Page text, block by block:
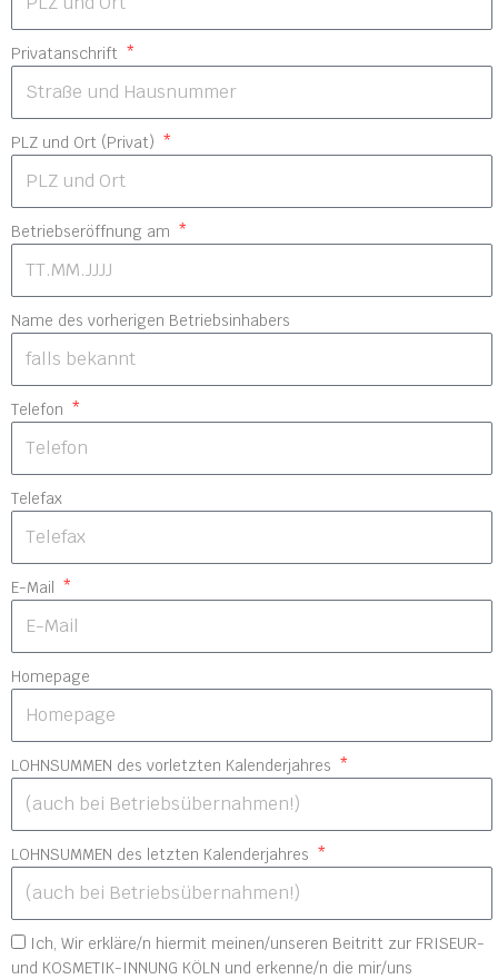
Privatanschrift
PLZ und Ort (Privat)
Betriebseröffnung am
Name des vorherigen Betriebsinhabers
Telefon
Telefax
E-Mail
Homepage
LOHNSUMMEN des vorletzten Kalenderjahres
LOHNSUMMEN des letzten Kalenderjahres
Ich, Wir erkläre/n hiermit meinen/unseren Beitritt zur FRISEUR-
und KOSMETIK-INNUNG KÖLN und erkenne/n die mir/uns